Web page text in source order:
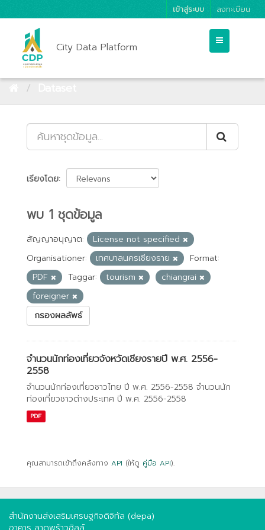
เข้าสู่ระบบ ลงทะเบียน
City Data Platform
เรียงโดย
พบ 1 ชุดข้อมูล
สัญญาอนุญาต:
License not specified
Organisationer:
เทศบาลนครเชียงราย
Format:
PDF
Taggar: tourism
chiangrai
foreigner
กรองผลลัพธ์
จำนวนนักท่องเที่ยวจังหวัดเชียงรายปี พ.ศ. 2556-
2558
จำนวนนักท่องเที่ยวชาวไทย ปี พ.ศ. 2556-2558 จำนวนนัก
ท่องเที่ยวชาวต่างประเทศ ปี พ.ศ. 2556-2558
PDF
คุณสามารถเข้าถึงคลังทาง API (ให้ดู คู่มือ API).
สำนักงานส่งเสริมเศรษฐกิจดิจิทัล (depa)